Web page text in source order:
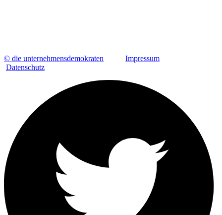
© die unternehmensdemokraten
Impressum
Datenschutz